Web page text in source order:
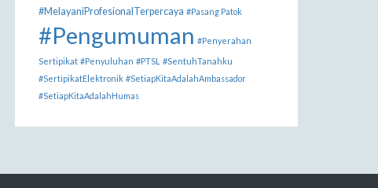
#MelayaniProfesionalTerpercaya #Pasang Patok
#Pengumuman #Penyerahan
Sertipikat #Penyuluhan #PTSL #SentuhTanahku
#SertipikatElektronik #SetiapKitaAdalahAmbassador
#SetiapKitaAdalahHumas